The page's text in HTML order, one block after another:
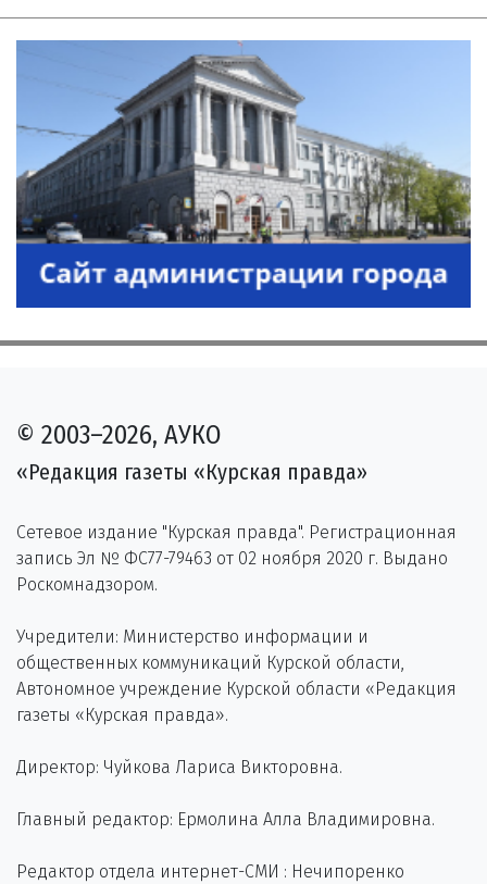
© 2003–2026, АУКО
«Редакция газеты «Курская правда»
Сетевое издание "Курская правда". Регистрационная
запись Эл № ФС77-79463 от 02 ноября 2020 г. Выдано
Роскомнадзором.
Учредители: Министерство информации и
общественных коммуникаций Курской области,
Автономное учреждение Курской области «Редакция
газеты «Курская правда».
Директор: Чуйкова Лариса Викторовна.
Главный редактор: Ермолина Алла Владимировна.
Редактор отдела интернет-СМИ : Нечипоренко